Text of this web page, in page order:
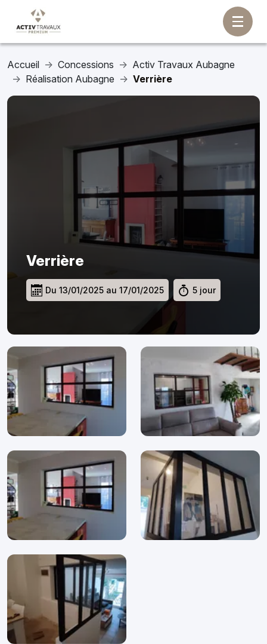
Accueil Concessions
Activ Travaux Aubagne
Réalisation Aubagne
Verrière
Verrière
Du 13/01/2025 au 17/01/2025 5 jour